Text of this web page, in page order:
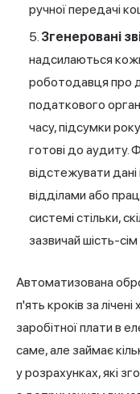
ручної передачі
Згенеровані
надсилаються
роботодавця про
податкового
часу, підсумки
готові до аудиту.
відстежувати
відділами або
системі стільки,
зазвичай шість-сім
Автоматизована
п'ять кроків за
заробітної плати в
саме, але займає
у розрахунках, які